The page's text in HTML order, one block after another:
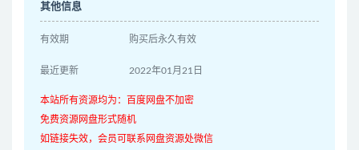
其他信息
有效期 购买后永久有效
最近更新 2022年01月21日
本站所有资源均为：百度网盘不加密
免费资源网盘形式随机
如链接失效，会员可联系网盘资源处微信